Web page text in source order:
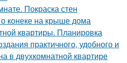
Покраска стен
конеке на крыше дома
квартиры. Планировка
практичного, удобного и
в двухкомнатной квартире